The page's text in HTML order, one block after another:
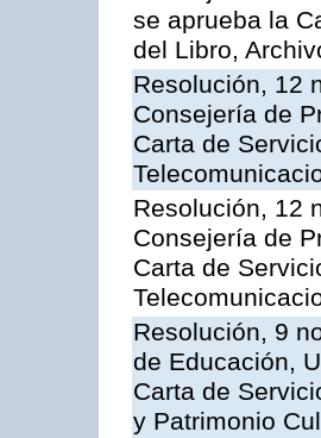
se aprueba la
del Libro,
Resolución, 12
Consejería de
Carta de
Resolución, 12
Consejería de
Carta de
Resolución, 9
de Educación,
Carta de
y Patrimonio